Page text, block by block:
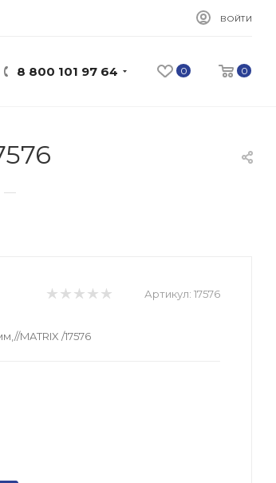
ВОЙТИ
0 0
8 800 101 97 64
—
Артикул: 17576
MATRIX /17576